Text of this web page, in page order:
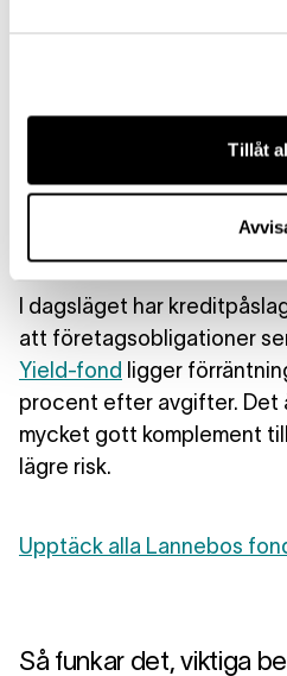
Tillåt
just nu – hur skulle du
tittar på
I dagsläget har
att företagsobligationer
Yield-fond ligger
procent efter avgifter. Det
mycket gott komplement
lägre risk.
Upptäck alla Lannebos
Så funkar det, viktiga